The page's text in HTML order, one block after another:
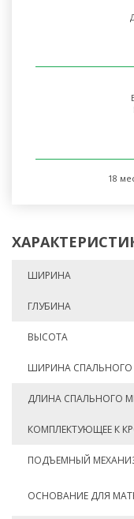
18
ШИРИНА
ГЛУБИНА
ВЫСОТА
ШИРИНА СПАЛЬНОГО
ДЛИНА СПАЛЬНОГО
КОМПЛЕКТУЮЩЕЕ К
ПОДЪЕМНЫЙ
ОСНОВАНИЕ ДЛЯ